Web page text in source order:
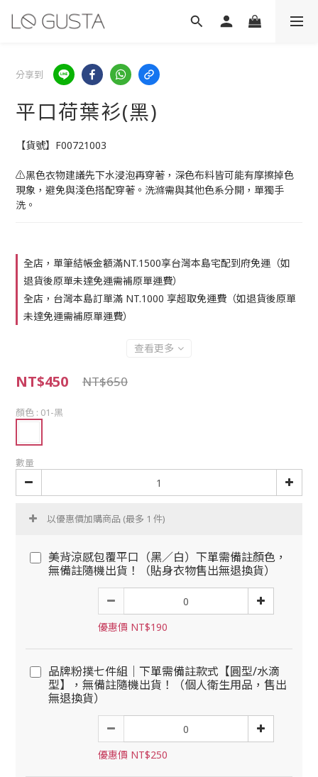
分享到
平口荷葉衫(黑)
【貨號】F00721003
⚠️黑色衣物建議先下水浸泡再穿著，深色布料皆可能有摩擦掉色
現象，避免與淺色搭配穿著。洗滌需與其他色系分開，單獨手
洗。
全店，單筆結帳金額滿NT.1500享台灣本島宅配到府免運（如
退貨後原單未達免運需補原單運費）
全店，台灣本島訂單滿 NT.1000 享超取免運費（如退貨後原單
未達免運需補原單運費）
查看更多
NT$450 NT$650
顏色 : 01-黑
數量
以優惠價加購商品 (最多 1 件)
美背涼感包覆平口（黑／白）下單需備註顏色，
無備註隨機出貨！（貼身衣物售出無退換貨）
優惠價 NT$190
品牌粉撲七件組｜下單需備註款式【圓型/水滴
型】，無備註隨機出貨！（個人衛生用品，售出
無退換貨）
優惠價 NT$250